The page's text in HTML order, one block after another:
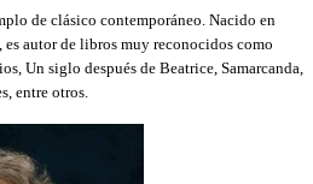
de clásico contemporáneo. Nacido en
autor de libros muy reconocidos como
Un siglo después de Beatrice , Samarcanda,
entre otros.